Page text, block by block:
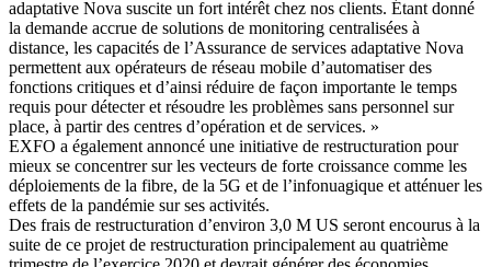
adaptative Nova suscite un fort intérêt chez nos clients. Étant donné
la demande accrue de solutions de monitoring centralisées à
distance, les capacités de l’Assurance de services adaptative Nova
permettent aux opérateurs de réseau mobile d’automatiser des
fonctions critiques et d’ainsi réduire de façon importante le temps
requis pour détecter et résoudre les problèmes sans personnel sur
place, à partir des centres d’opération et de services. »
EXFO a également annoncé une initiative de restructuration pour
mieux se concentrer sur les vecteurs de forte croissance comme les
déploiements de la fibre, de la 5G et de l’infonuagique et atténuer les
effets de la pandémie sur ses activités.
Des frais de restructuration d’environ 3,0 M US seront encourus à la
suite de ce projet de restructuration principalement au quatrième